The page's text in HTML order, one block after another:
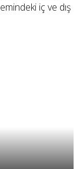
iç ve dış